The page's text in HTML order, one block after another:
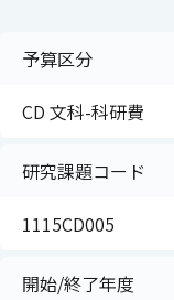
予算区分
CD 文科-科研費
研究課題コード
1115CD005
開始/終了年度